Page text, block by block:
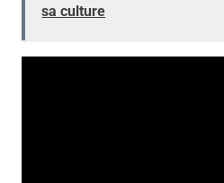
sa culture